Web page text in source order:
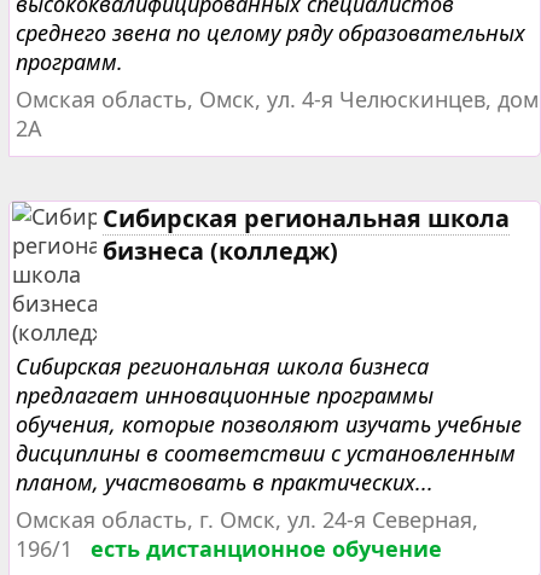
среднего звена по целому ряду образовательных
программ.
Омская область, Омск, ул. 4-я Челюскинцев, дом
2А
Сибирская региональная школа
бизнеса (колледж)
Сибирская региональная школа бизнеса
предлагает инновационные программы
обучения, которые позволяют изучать учебные
дисциплины в соответствии с установленным
планом, участвовать в практических...
Омская область, г. Омск, ул. 24-я Северная,
196/1 есть дистанционное обучение